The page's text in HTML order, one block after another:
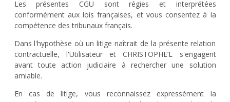
Les présentes CGU sont régies et interprétées
conformément aux lois françaises, et vous consentez à la
compétence des tribunaux français.
Dans l'hypothèse où un litige naîtrait de la présente relation
contractuelle, l'Utilisateur et CHRISTOPHE’L s'engagent
avant toute action judiciaire à rechercher une solution
amiable.
En cas de litige, vous reconnaissez expressément la